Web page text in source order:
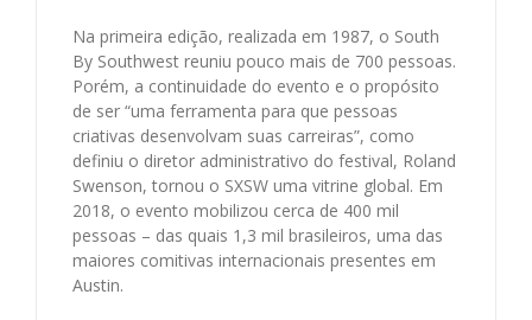
Na primeira edição, realizada em 1987, o South
By Southwest reuniu pouco mais de 700 pessoas.
Porém, a continuidade do evento e o propósito
de ser “uma ferramenta para que pessoas
criativas desenvolvam suas carreiras”, como
definiu o diretor administrativo do festival, Roland
Swenson, tornou o SXSW uma vitrine global. Em
2018, o evento mobilizou cerca de 400 mil
pessoas – das quais 1,3 mil brasileiros, uma das
maiores comitivas internacionais presentes em
Austin.